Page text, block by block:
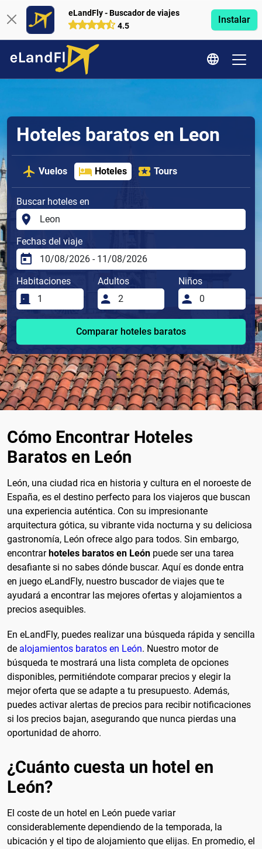
eLandFly - Buscador de viajes
4.5
Instalar
Hoteles baratos en Leon
Vuelos Hoteles Tours
Buscar hoteles en
Fechas del viaje
Habitaciones Adultos Niños
Comparar hoteles baratos
Cómo Encontrar Hoteles
Baratos en León
León, una ciudad rica en historia y cultura en el noroeste de
España, es el destino perfecto para los viajeros que buscan
una experiencia auténtica. Con su impresionante
arquitectura gótica, su vibrante vida nocturna y su deliciosa
gastronomía, León ofrece algo para todos. Sin embargo,
encontrar hoteles baratos en León puede ser una tarea
desafiante si no sabes dónde buscar. Aquí es donde entra
en juego eLandFly, nuestro buscador de viajes que te
ayudará a encontrar las mejores ofertas y alojamientos a
precios asequibles.
En eLandFly, puedes realizar una búsqueda rápida y sencilla
de alojamientos baratos en León. Nuestro motor de
búsqueda te mostrará una lista completa de opciones
disponibles, permitiéndote comparar precios y elegir la
mejor oferta que se adapte a tu presupuesto. Además,
puedes activar alertas de precios para recibir notificaciones
si los precios bajan, asegurando que nunca pierdas una
oportunidad de ahorro.
¿Cuánto cuesta un hotel en
León?
El coste de un hotel en León puede variar
considerablemente dependiendo de la temporada, la
ubicación y el tipo de alojamiento que elijas. En promedio, el